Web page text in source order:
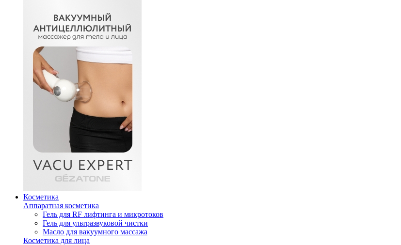
Косметика
Аппаратная косметика
Гель для RF лифтинга и микротоков
Гель для ультразвуковой чистки
Масло для вакуумного массажа
Косметика для лица